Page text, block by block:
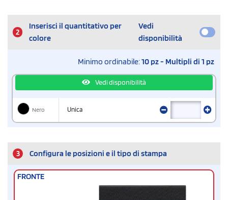
2
Inserisci il quantitativo per
colore
Vedi
disponibilità
Minimo ordinabile:10 pz - Multipli di 1 pz
Vedi disponibilità
Nero Unica
3 Configura le posizioni e il tipo di stampa
FRONTE